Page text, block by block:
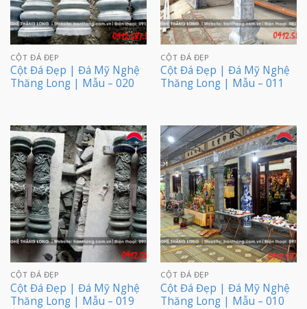
CỘT ĐÁ ĐẸP
Cột Đá Đẹp | Đá Mỹ Nghệ
Thăng Long | Mẫu – 020
CỘT ĐÁ ĐẸP
Cột Đá Đẹp | Đá Mỹ Nghệ
Thăng Long | Mẫu – 011
CỘT ĐÁ ĐẸP
Cột Đá Đẹp | Đá Mỹ Nghệ
Thăng Long | Mẫu – 019
CỘT ĐÁ ĐẸP
Cột Đá Đẹp | Đá Mỹ Nghệ
Thăng Long | Mẫu – 010